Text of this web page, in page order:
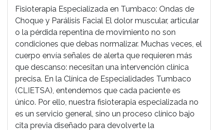
Fisioterapia Especializada en Tumbaco: Ondas de
Choque y Parálisis Facial El dolor muscular, articular
o la pérdida repentina de movimiento no son
condiciones que debas normalizar. Muchas veces, el
cuerpo envía señales de alerta que requieren más
que descanso: necesitan una intervención clínica
precisa. En la Clínica de Especialidades Tumbaco
(CLIETSA), entendemos que cada paciente es
único. Por ello, nuestra fisioterapia especializada no
es un servicio general, sino un proceso clínico bajo
cita previa diseñado para devolverte la